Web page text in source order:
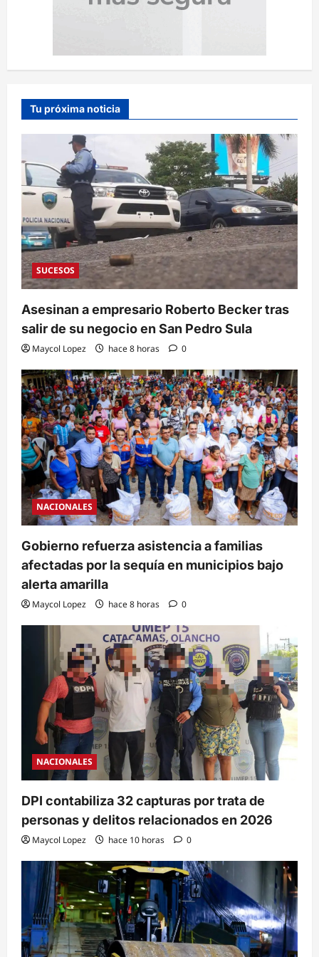
Tu próxima noticia
SUCESOS
Asesinan a empresario Roberto Becker tras
salir de su negocio en San Pedro Sula
Maycol Lopez hace 8 horas 0
NACIONALES
Gobierno refuerza asistencia a familias
afectadas por la sequía en municipios bajo
alerta amarilla
Maycol Lopez hace 8 horas 0
NACIONALES
DPI contabiliza 32 capturas por trata de
personas y delitos relacionados en 2026
Maycol Lopez hace 10 horas 0